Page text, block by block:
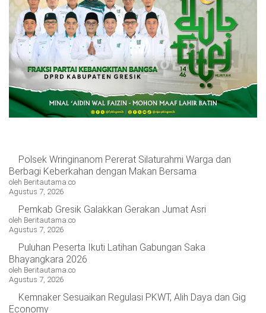
Polsek Wringinanom Pererat Silaturahmi Warga dan
Berbagi Keberkahan dengan Makan Bersama
oleh Beritautama.co
Agustus 7, 2026
Pemkab Gresik Galakkan Gerakan Jumat Asri
oleh Beritautama.co
Agustus 7, 2026
Puluhan Peserta Ikuti Latihan Gabungan Saka
Bhayangkara 2026
oleh Beritautama.co
Agustus 7, 2026
Kemnaker Sesuaikan Regulasi PKWT, Alih Daya dan Gig
Economy